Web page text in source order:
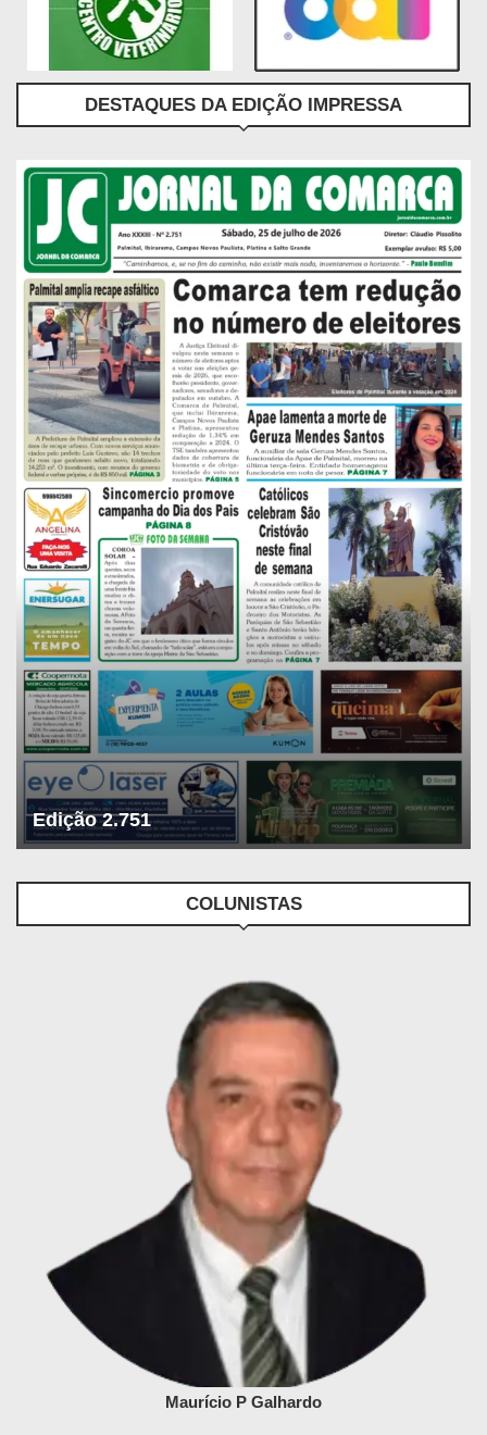
DESTAQUES DA EDIÇÃO IMPRESSA
Edição 2.751
COLUNISTAS
Maurício P Galhardo